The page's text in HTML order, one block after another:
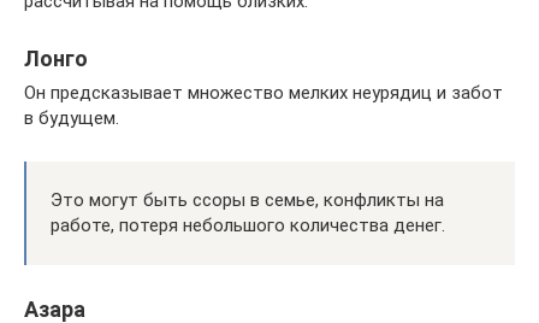
Лонго
Он предсказывает множество мелких неурядиц и забот
в будущем.
Это могут быть ссоры в семье, конфликты на
работе, потеря небольшого количества денег.
Азара